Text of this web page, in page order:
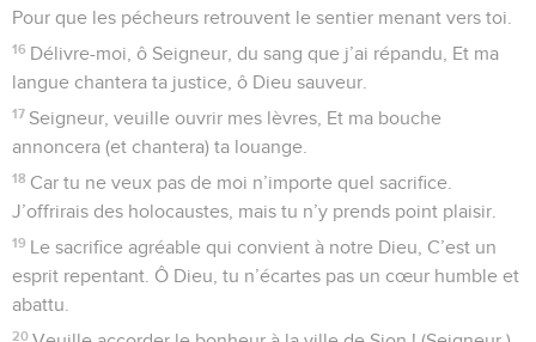
Pour que les pécheurs retrouvent le sentier menant vers toi.
16 Délivre-moi, ô Seigneur, du sang que j’ai répandu, Et ma
langue chantera ta justice, ô Dieu sauveur.
17 Seigneur, veuille ouvrir mes lèvres, Et ma bouche
annoncera (et chantera) ta louange.
18 Car tu ne veux pas de moi n’importe quel sacrifice.
J’offrirais des holocaustes, mais tu n’y prends point plaisir.
19 Le sacrifice agréable qui convient à notre Dieu, C’est un
esprit repentant. Ô Dieu, tu n’écartes pas un cœur humble et
abattu.
20